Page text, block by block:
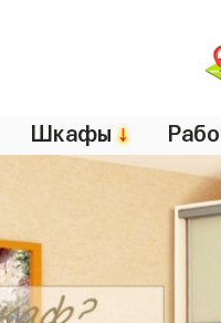
Шкафы↓